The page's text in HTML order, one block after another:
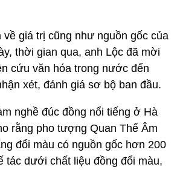
giá trị cũng như nguồn gốc của
thời gian qua, anh Lộc đã mời
cứu văn hóa trong nước đến
xét, đánh giá sơ bộ ban đầu.
nghề đúc đồng nổi tiếng ở Hà
rằng pho tượng Quan Thế Âm
đổi màu có nguồn gốc hơn 200
tác dưới chất liệu đồng đổi màu,